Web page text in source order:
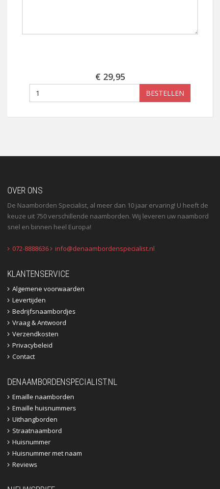
€ 29,95
BESTELLEN
OVER ONS
De Naamborden Specialist, al meer dan 10 jaar ervaring! U heeft de
keuze uit 750 verschillende naamborden. Wij leveren uw naambord
snel en binnen heel Europa!
072-8888636 info@denaambordenspecialist.nl
KLANTENSERVICE
Algemene voorwaarden
Levertijden
Bedrijfsnaambordjes
Vraag & Antwoord
Verzendkosten
Privacybeleid
Contact
DENAAMBORDENSPECIALIST.NL
Emaille naamborden
Emaille huisnummers
Uithangborden
Straatnaambord
Huisnummer
Huisnummer met naam
Reviews